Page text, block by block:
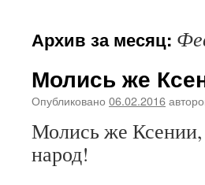
Архив за месяц:
Молись же
Опубликовано 06.02.2016
Молись же Ксении,